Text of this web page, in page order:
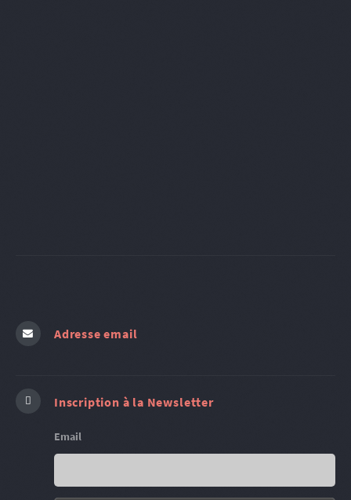
Adresse email
Inscription à la Newsletter
Email